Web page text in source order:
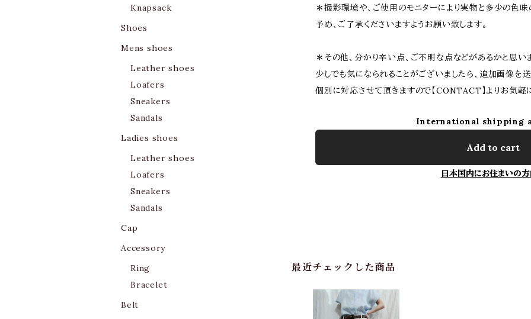
＊撮影環境や、ご使用のモニターにより実物と多少の色
予め、ご了承くださいますようお願い致します。
＊その他、分かり辛い点、ご不明な点などがあるかと思い
少しでも気になられることがございましたら、追加画像を
個別に対応させて頂きますので【CONTACT】よりお気
International shipping
Add to cart
日本国内にお住まいの
最近チェックした商品
Knapsack
Shoes
Mens shoes
Leather shoes
Loafers
Sneakers
Sandals
Ladies shoes
Leather shoes
Loafers
Sneakers
Sandals
Cap
Accessory
Ring
Bracelet
Belt